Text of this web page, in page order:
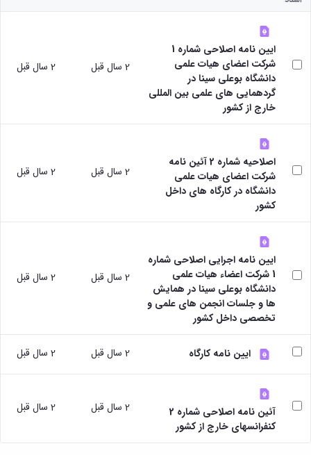
مرکز
نشر
رئیس
دفتر
ارتباط
با
صنعت
رئیس
آزمایشگاه
مرکزی
معاون
مدیر
امور
پژوهشی
کارکنان
ارتباط با
معاونت
نشانی
ونقشه
ارتباط
با
کارکنان
ارتباط
با
صنعت
مرکز
تحقیقات
و فناوری
مرکز
تحقیقات
شیمی
گیاهی
پژوهشکده
آب
آزمایشگاه
تحقیقاتی
آزمایشگاه
مرکزی
آزمایشگاه
تنش
پسماند
آزمایشگاه
مقاومت
مواد
آزمایشگاه
باستان
شناسی
آزمایشگاه
هوش
ربات
با
صنعت
آزمایشگاه
مرکزی
مرکز
نشر
شوراها و
کارگروه‌ها
شورای
پژوهشی
شورای
انتشارات
اتاق
فکر
پژوهشی
علم
سنجی
کارگروه
اخلاق
پزشکی
کارگروه
اخلاق
در
پژوهش
کرسی
نظریه
پردازی
دانشگاه
آیین
نامه
های
کتاب
ها
آیین
نامه
های
ها
آیین
نامه
های
مجلات
آیین
نامه
های
کنفرانس
ها
آیین
نامه
های
اعضای
هیات
علمی
سایر
آیین
نامه
ها
ایین نامه اصلاحی شماره 1
شرکت اعضای هیات علمی
دانشگاه بوعلی سینا در
گردهمایی های علمی بین المللی
خارج از کشور
2 سال قبل 2 سال قبل
اصلاحیه شماره 2 آئین نامه
شرکت اعضای هیات علمی
دانشگاه در کارگاه های داخل
کشور
2 سال قبل 2 سال قبل
ایین نامه اجرایی اصلاحی شماره
1 شرکت اعضاء هیات علمی
دانشگاه بوعلی سینا در همایش
ها و جلسات انجمن های علمی و
تخصصی داخل کشور
2 سال قبل 2 سال قبل
ایین نامه کارگاه 2 سال قبل 2 سال قبل
آئین نامه اصلاحی شماره 2
کنفرانسهای خارج از کشور
2 سال قبل 2 سال قبل